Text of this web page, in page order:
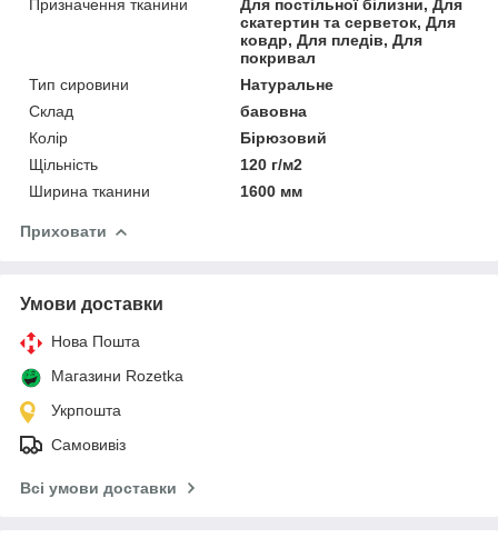
Призначення тканини
Для постільної білизни, Для
скатертин та серветок, Для
ковдр, Для пледів, Для
покривал
Тип сировини
Натуральне
Склад
бавовна
Колір
Бірюзовий
Щільність
120 г/м2
Ширина тканини
1600 мм
Приховати
Умови доставки
Нова Пошта
Магазини Rozetka
Укрпошта
Самовивіз
Всі умови доставки